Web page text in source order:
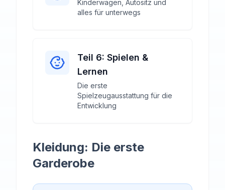
Kinderwagen, Autositz und
alles für unterwegs
Teil 6: Spielen &
Lernen
Die erste
Spielzeugausstattung für die
Entwicklung
Kleidung: Die erste
Garderobe